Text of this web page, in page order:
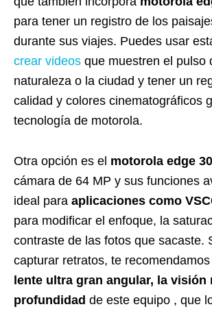
para tener un registro de los
durante sus viajes. Puedes usar
crear videos que muestren el pulso
naturaleza o la ciudad y tener un
calidad y colores cinematográficos
tecnología de motorola.
Otra opción es el motorola edge
cámara de 64 MP y sus funciones
ideal para aplicaciones como
para modificar el enfoque, la
contraste de las fotos que sacaste.
capturar retratos, te
lente ultra gran angular, la visión
profundidad de este equipo , que